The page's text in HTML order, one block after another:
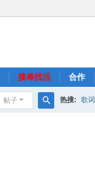
接单找活 合作
帖子 热搜: 歌词